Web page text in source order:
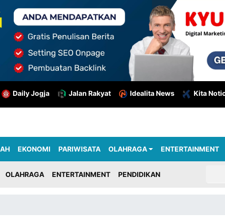
Daily Jogja Jalan Rakyat Idealita News Kita
EKONOMI PARIWISATA OLAHRAGA ENTERTAINMENT
OLAHRAGA ENTERTAINMENT PENDIDIKAN